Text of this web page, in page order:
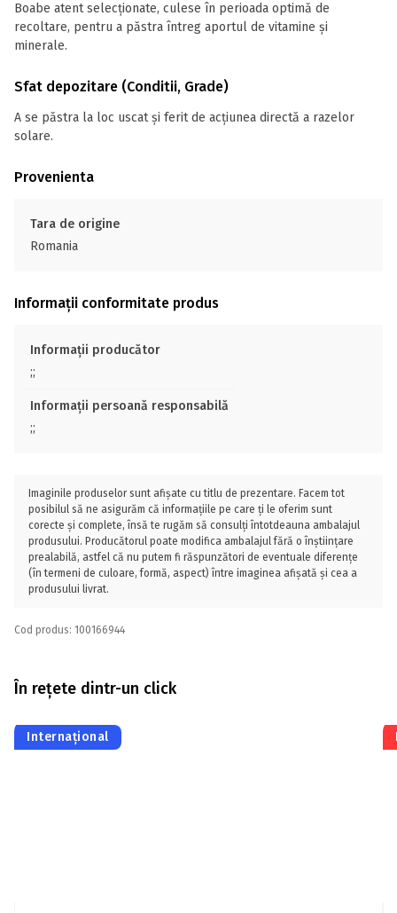
Boabe atent selecționate, culese în perioada optimă de
recoltare, pentru a păstra întreg aportul de vitamine și
minerale.
Sfat depozitare (Conditii, Grade)
A se păstra la loc uscat și ferit de acțiunea directă a razelor
solare.
Provenienta
Tara de origine
Romania
Informații conformitate produs
Informații producător
;;
Informații persoană responsabilă
;;
Imaginile produselor sunt afișate cu titlu de prezentare. Facem tot
posibilul să ne asigurăm că informațiile pe care ți le oferim sunt
corecte și complete, însă te rugăm să consulți întotdeauna ambalajul
produsului. Producătorul poate modifica ambalajul fără o înștiințare
prealabilă, astfel că nu putem fi răspunzători de eventuale diferențe
(în termeni de culoare, formă, aspect) între imaginea afișată și cea a
produsului livrat.
Cod produs: 100166944
În rețete dintr-un click
Internațional